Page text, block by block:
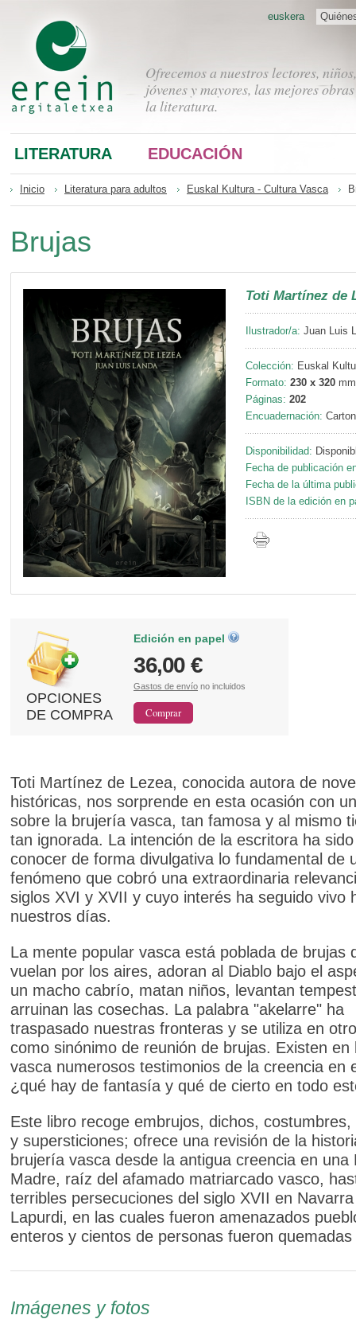
Ofrecemos a nuestros lectores, niños,
jóvenes y mayores, las mejores
la literatura.
euskera
LITERATURA EDUCACIÓN
Inicio Literatura para adultos Euskal Kultura - Cultura Vasca
Brujas
Toti Martínez de
Ilustrador/a: Juan Luis
Colección: Euskal
Formato: 230 x 320 mm
Páginas: 202
Encuadernación:
Disponibilidad:
Fecha de publicación
Fecha de la última
ISBN de la edición en
OPCIONES
DE COMPRA
Edición en papel
36,00 €
Gastos de envío no incluidos
Toti Martínez de Lezea, conocida autora de
históricas, nos sorprende en esta ocasión con
sobre la brujería vasca, tan famosa y al mismo
tan ignorada. La intención de la escritora ha
conocer de forma divulgativa lo fundamental de
fenómeno que cobró una extraordinaria
siglos XVI y XVII y cuyo interés ha seguido vivo
nuestros días.
La mente popular vasca está poblada de brujas
vuelan por los aires, adoran al Diablo bajo el
un macho cabrío, matan niños, levantan
arruinan las cosechas. La palabra "akelarre" ha
traspasado nuestras fronteras y se utiliza en
como sinónimo de reunión de brujas. Existen en
vasca numerosos testimonios de la creencia en
¿qué hay de fantasía y qué de cierto en todo
Este libro recoge embrujos, dichos, costumbres,
y supersticiones; ofrece una revisión de la
brujería vasca desde la antigua creencia en una
Madre, raíz del afamado matriarcado vasco,
terribles persecuciones del siglo XVII en
Lapurdi, en las cuales fueron amenazados
enteros y cientos de personas fueron quemadas
Imágenes y fotos